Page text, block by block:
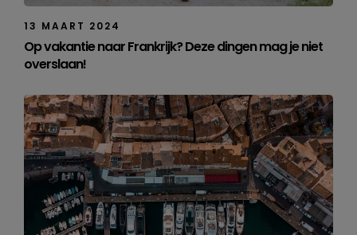
13 MAART 2024
Op vakantie naar Frankrijk? Deze dingen mag je niet
overslaan!